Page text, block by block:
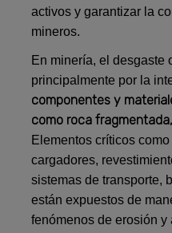
activos y garantizar la
mineros.
En minería, el desgaste
principalmente por la
componentes y
como roca
Elementos críticos
cargadores,
sistemas de transporte,
están expuestos de
fenómenos de erosión